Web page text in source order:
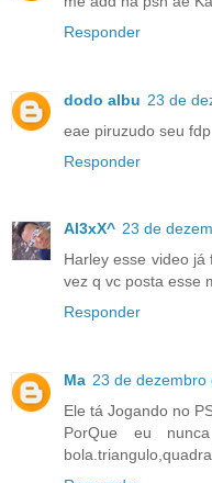
Responder
dodo albu 23 de
eae piruzudo seu fdp
Responder
Al3xX^ 23 de
Harley esse video já
vez q vc posta esse
Responder
Ma 23 de dezembro
Ele tá Jogando no
PorQue eu